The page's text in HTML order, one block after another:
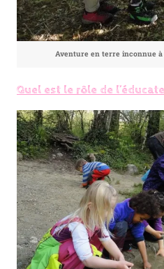
Aventure en terre inconnue à
Quel est le rôle de